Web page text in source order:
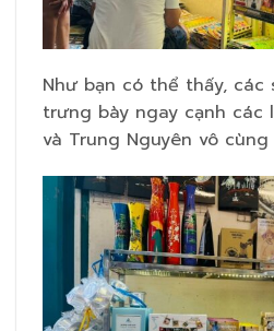
Như bạn có thể thấy, các
trưng bày ngay cạnh các
và Trung Nguyên vô